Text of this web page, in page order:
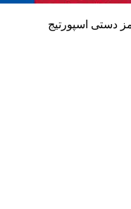
دستی اسپورتیج